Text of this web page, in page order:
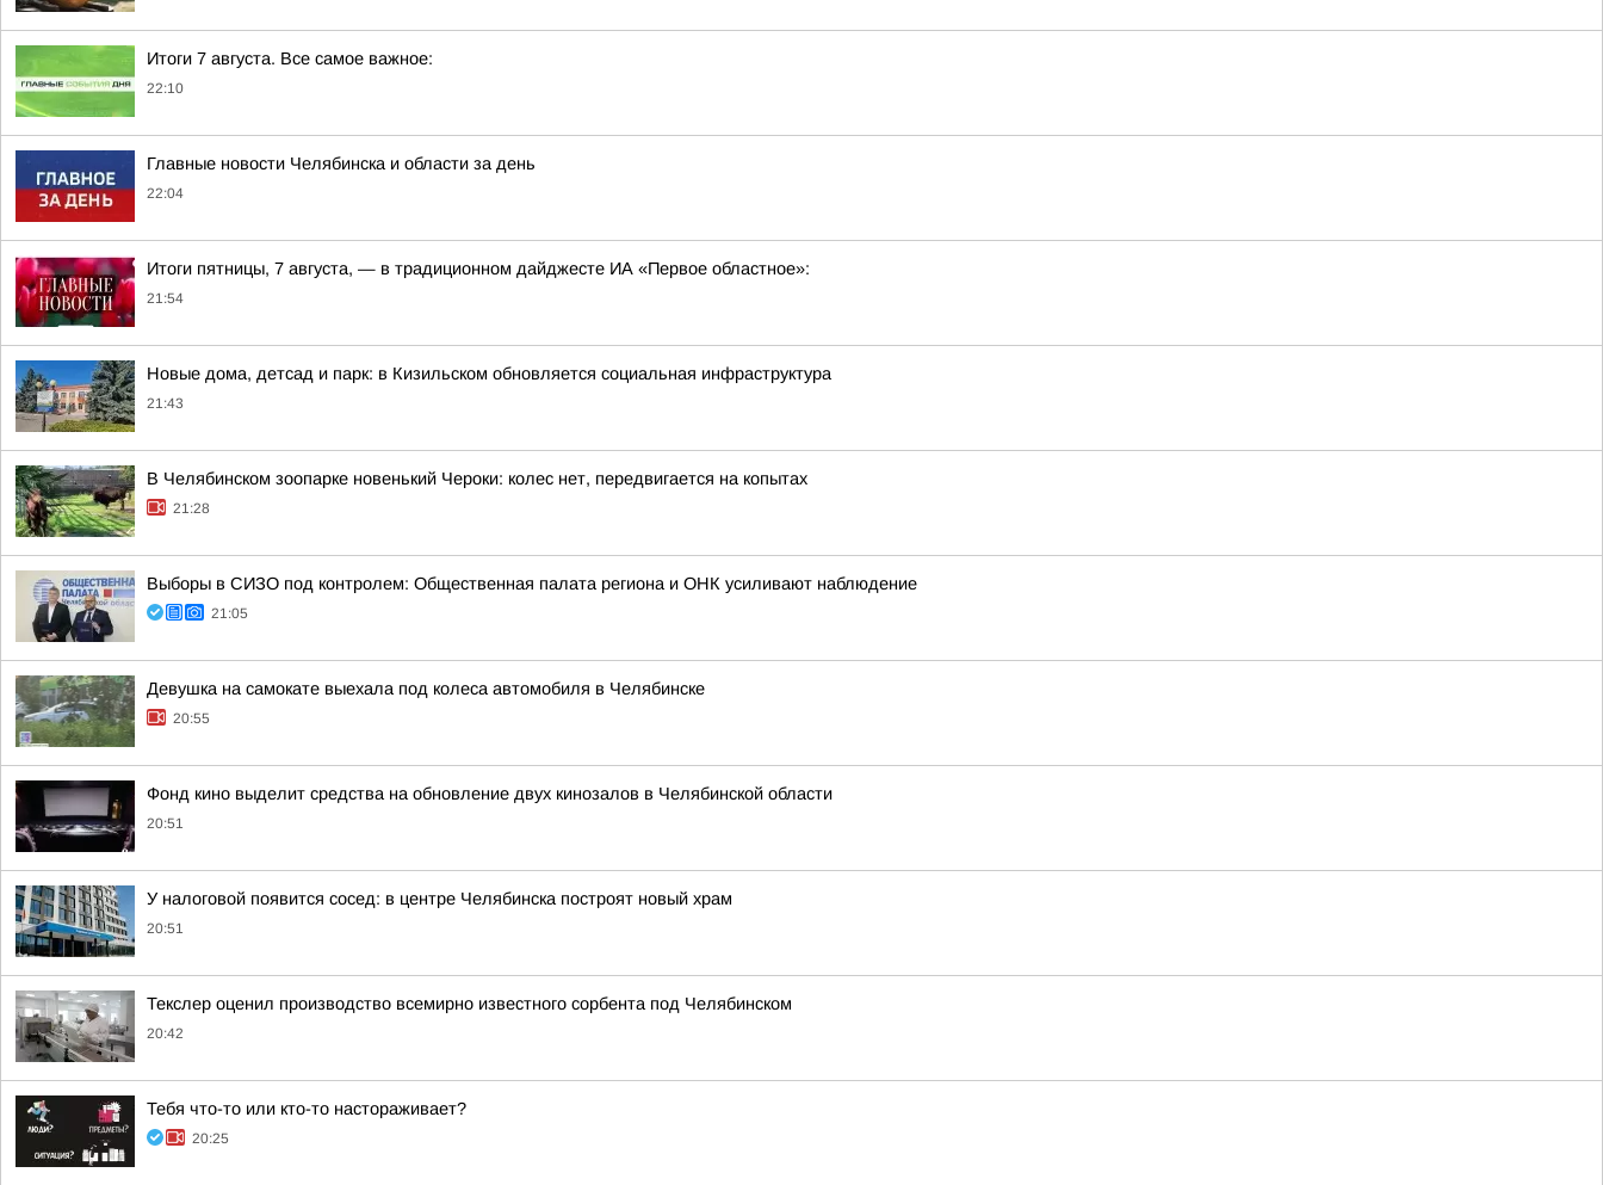
Итоги 7 августа. Все самое важное:
22:10
Главные новости Челябинска и области за день
22:04
Итоги пятницы, 7 августа, — в традиционном дайджесте ИА «Первое областное»:
21:54
Новые дома, детсад и парк: в Кизильском обновляется социальная инфраструктура
21:43
В Челябинском зоопарке новенький Чероки: колес нет, передвигается на копытах
21:28
Выборы в СИЗО под контролем: Общественная палата региона и ОНК усиливают наблюдение
21:05
Девушка на самокате выехала под колеса автомобиля в Челябинске
20:55
Фонд кино выделит средства на обновление двух кинозалов в Челябинской области
20:51
У налоговой появится сосед: в центре Челябинска построят новый храм
20:51
Текслер оценил производство всемирно известного сорбента под Челябинском
20:42
Тебя что-то или кто-то настораживает?
20:25